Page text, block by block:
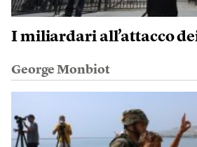
I miliardari all’attacco
George Monbiot